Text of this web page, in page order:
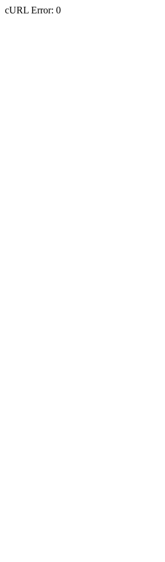
cURL Error: 0